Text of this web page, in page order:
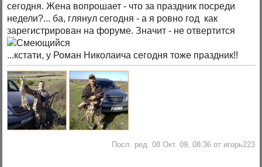
сегодня. Жена вопрошает - что за праздник посреди
недели?... ба, глянул сегодня - а я ровно год как
зарегистрирован на форуме. Значит - не отвертится
...кстати, у Роман Николаича сегодня тоже праздник!!
Посл. ред. 08 Окт. 09, 08:36 от игорь223